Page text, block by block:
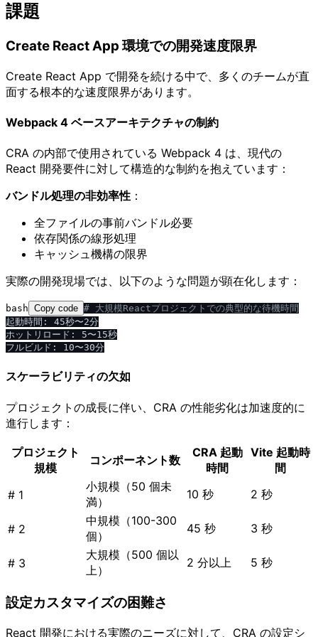
課題
Create React App 環境での開発速度限界
Create React App で開発を続ける中で、多くのチームが直
面する根本的な速度限界があります。
Webpack 4 ベースアーキテクチャの制約
CRA の内部で使用されている Webpack 4 は、現代の
React 開発要件に対して構造的な制約を抱えています：
バンドル処理の非効率性 ：
全ファイルの事前バンドル必要
依存関係の線形処理
キャッシュ機構の限界
実際の開発現場では、以下のような問題が顕在化します：
bash Copy code # 大規模Reactプロジェクトでの典型的な待機時間
起動時間: 45秒〜2分
ホットリロード: 5〜15秒
スケーラビリティの欠如
プロジェクトの成長に伴い、CRA の性能劣化は加速度的に
進行します：
プロジェクト
規模
コンポーネント数
CRA 起動
時間
Vite 起動時
間
# 1
小規模（50 個未
満）
10 秒 2 秒
# 2
中規模（100-300
個）
45 秒 3 秒
# 3
大規模（500 個以
上）
2 分以上 5 秒
設定カスタマイズの困難さ
React 開発における実際のニーズに対して、CRA の設定シ